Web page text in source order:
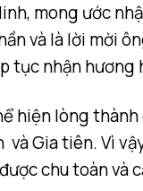
mong ước
và là lời mời
tục nhận hương
hiện lòng
Gia tiên. Vì
chu toàn và